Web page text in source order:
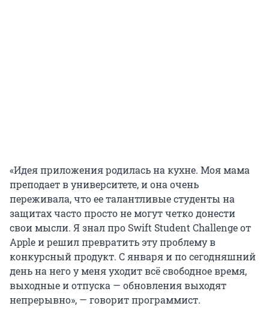
«Идея приложения родилась на кухне. Моя мама
преподает в университете, и она очень
переживала, что ее талантливые студенты на
защитах часто просто не могут четко донести
свои мысли. Я знал про Swift Student Challenge от
Apple и решил превратить эту проблему в
конкурсный продукт. С января и по сегодняшний
день на него у меня уходит всё свободное время,
выходные и отпуска — обновления выходят
непрерывно», — говорит программист.